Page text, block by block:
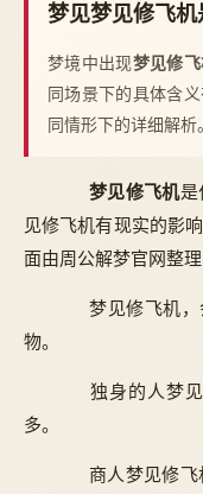
梦见梦见修飞机
梦境中出现梦见修
同场景下的具体含
同情形下的详细解析。
梦见修飞机是
见修飞机有现实的影
面由周公解梦官网整
梦见修飞机，
物。
独身的人梦见
多。
商人梦见修飞机